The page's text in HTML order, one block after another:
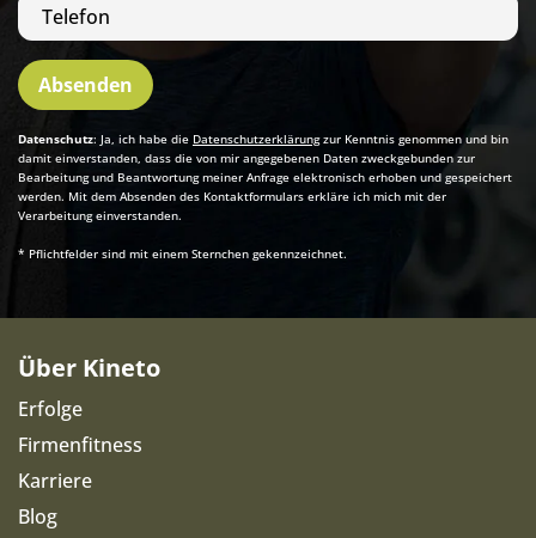
Telefon
Absenden
Datenschutz: Ja, ich habe die Datenschutzerklärungzur Kenntnis genommen und bin
damit einverstanden, dass die von mir angegebenen Daten zweckgebunden zur
Bearbeitung und Beantwortung meiner Anfrage elektronisch erhoben und gespeichert
werden. Mit dem Absenden des Kontaktformulars erkläre ich mich mit der
Verarbeitung einverstanden.
* Pflichtfelder sind mit einem Sternchen gekennzeichnet.
Über Kineto
Erfolge
Firmenfitness
Karriere
Blog